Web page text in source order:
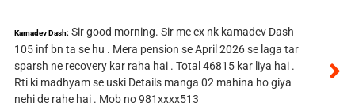
Kamadev Dash: Sir good morning. Sir me ex nk kamadev Dash
105 inf bn ta se hu . Mera pension se April 2026 se laga tar
sparsh ne recovery kar raha hai . Total 46815 kar liya hai .
Rti ki madhyam se uski Details manga 02 mahina ho giya
nehi de rahe hai . Mob no 981xxxx513